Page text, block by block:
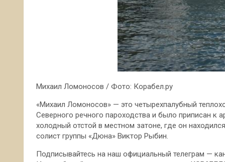
Михаил Ломоносов / Фото: Корабел.ру
«Михаил Ломоносов» — это четырехпалубный
Северного речного пароходства и было приписан к
холодный отстой в местном затоне, где он
солист группы «Дюна» Виктор Рыбин.
Подписывайтесь на наш официальный телеграм —